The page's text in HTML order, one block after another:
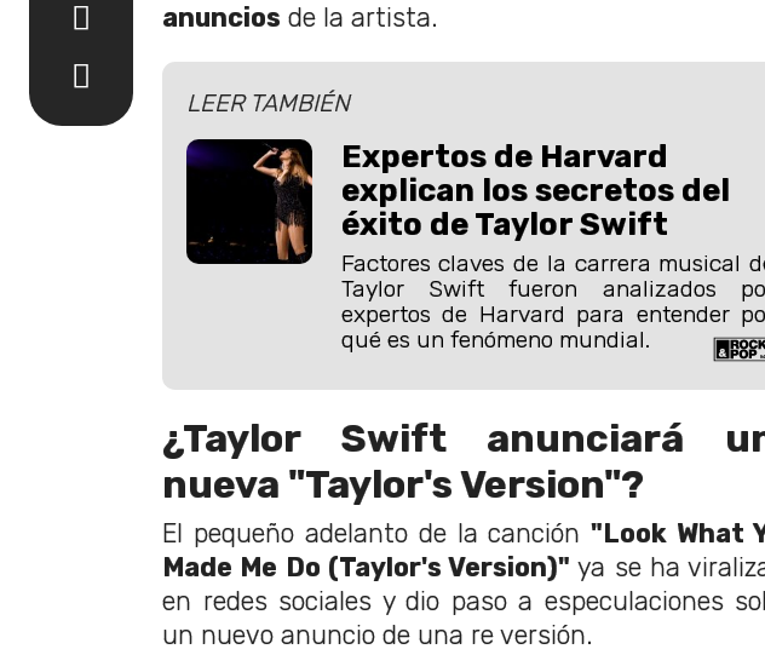
anuncios de la artista.
LEER TAMBIÉN
Expertos de Harvard
explican los secretos del
éxito de Taylor Swift
Factores claves de la carrera musical
Taylor Swift fueron analizados
expertos de Harvard para entender
qué es un fenómeno mundial.
¿Taylor Swift anunciará
nueva "Taylor's Version"?
El pequeño adelanto de la canción"Look What
Made Me Do (Taylor's Version)"ya se ha
en redes sociales y dio paso a especulaciones
un nuevo anuncio de una re versión.